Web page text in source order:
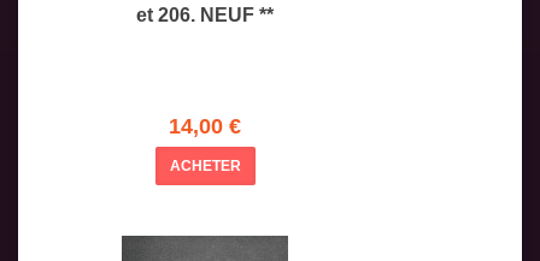
et 206. NEUF **
14,00 €
ACHETER